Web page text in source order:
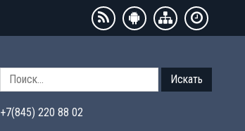
Искать
+7(845) 220 88 02